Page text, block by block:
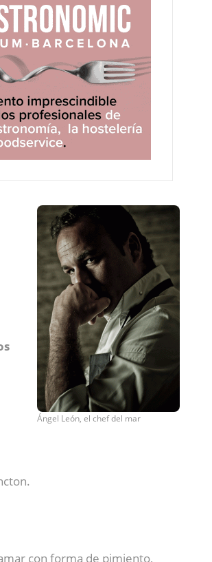
Ángel León, el chef del mar
con forma de pimiento,